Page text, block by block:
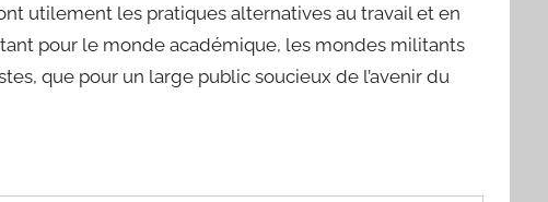
utilement les pratiques alternatives au travail et en
pour le monde académique, les mondes militants
que pour un large public soucieux de l’avenir du